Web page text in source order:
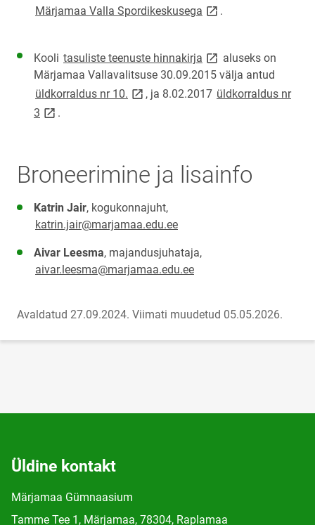
Märjamaa Valla Spordikeskusega link opens on new
.
Kooli tasuliste teenuste hinnakirja link opens on new
aluseks on
Märjamaa Vallavalitsuse 30.09.2015 välja antud
üldkorraldus nr 10. link opens on new page
, ja 8.02.2017 üldkorraldus nr
3 link opens on new page
.
Broneerimine ja lisainfo
Katrin Jair, kogukonnajuht,
katrin.jair@marjamaa.edu.ee
Aivar Leesma, majandusjuhataja,
aivar.leesma@marjamaa.edu.ee
Avaldatud 27.09.2024. Viimati muudetud 05.05.2026.
Üldine kontakt
Märjamaa Gümnaasium
Tamme Tee 1, Märjamaa, 78304, Raplamaa